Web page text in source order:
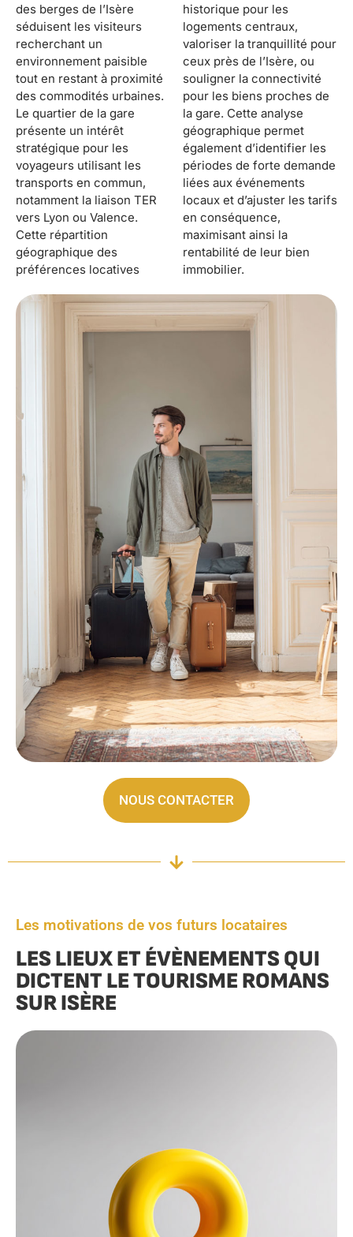
des berges de l’Isère
séduisent les visiteurs
recherchant un
environnement paisible
tout en restant à proximité
des commodités urbaines.
Le quartier de la gare
présente un intérêt
stratégique pour les
voyageurs utilisant les
transports en commun,
notamment la liaison TER
vers Lyon ou Valence.
Cette répartition
géographique des
préférences locatives
historique pour les
logements centraux,
valoriser la tranquillité pour
ceux près de l’Isère, ou
souligner la connectivité
pour les biens proches de
la gare. Cette analyse
géographique permet
également d’identifier les
périodes de forte demande
liées aux événements
locaux et d’ajuster les tarifs
en conséquence,
maximisant ainsi la
rentabilité de leur bien
immobilier.
NOUS CONTACTER
Les motivations de vos futurs locataires
LES LIEUX ET ÉVÈNEMENTS QUI
DICTENT LE TOURISME ROMANS
SUR ISÈRE